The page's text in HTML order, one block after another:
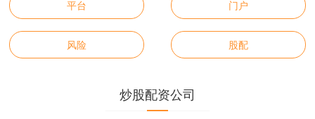
平台 门户
风险 股配
炒股配资公司